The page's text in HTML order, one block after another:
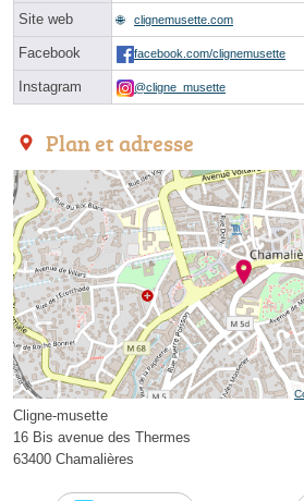
Site web clignemusette.com
Facebook facebook.com/clignemusette
Instagram @cligne_musette
Plan et adresse
Cligne-musette
16 Bis avenue des Thermes
63400 Chamalières